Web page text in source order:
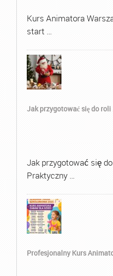
Kurs Animatora
start …
Jak przygotować się do roli
Jak przygotować się
Praktyczny …
Profesjonalny Kurs